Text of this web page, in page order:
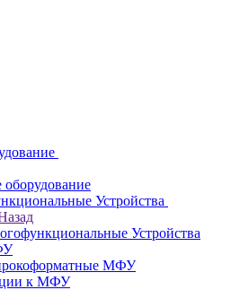
оборудование
Устройства
Устройства
МФУ
к МФУ